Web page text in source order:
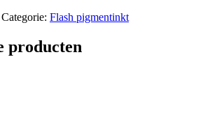
Categorie: Flash pigmentinkt
producten